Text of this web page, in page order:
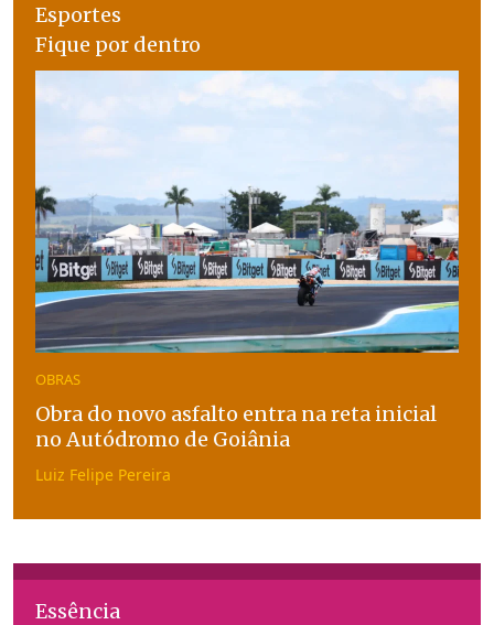
Esportes
Fique por dentro
OBRAS
Obra do novo asfalto entra na reta inicial
no Autódromo de Goiânia
Luiz Felipe Pereira
Essência